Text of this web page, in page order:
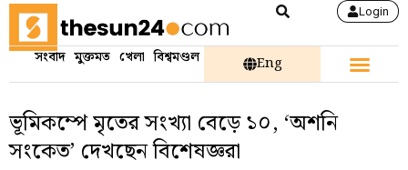
Login
সংবাদ মুক্তমত খেলা বিশ্বমণ্ডল Eng
ভূমিকম্পে মৃতের সংখ্যা বেড়ে ১০, ‘অশনি
সংকেত’ দেখছেন বিশেষজ্ঞরা